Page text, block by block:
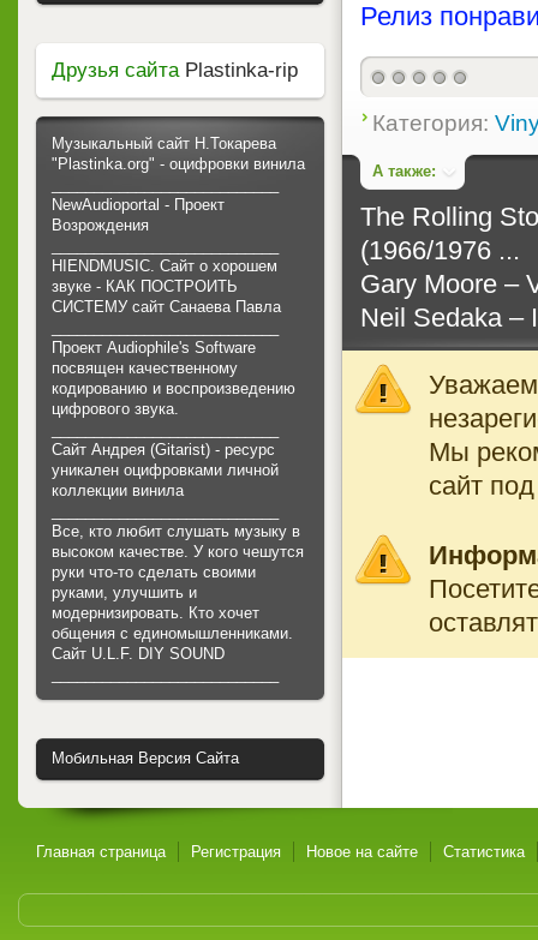
Релиз
Категория:
А также:
The Rolling
(1966/1976 ...
Gary Moore ‎–
Neil Sedaka ‎–
Мы
сайт
Друзья сайтаPlastinka-rip
Музыкальный сайт Н.Токарева
"Plastinka.org" - оцифровки винила
NewAudioportal - Проект
Возрождения
HIENDMUSIC. Сайт о хорошем
звуке - КАК ПОСТРОИТЬ
СИСТЕМУ сайт Санаева Павла
Проект Audiophile's Software
посвящен качественному
кодированию и воспроизведению
цифрового звука.
Сайт Андрея (Gitarist) - ресурс
уникален оцифровками личной
коллекции винила
Все, кто любит слушать музыку в
высоком качестве. У кого чешутся
руки что-то сделать своими
руками, улучшить и
модернизировать. Кто хочет
общения с единомышленниками.
Cайт U.L.F. DIY SOUND
Мобильная Версия Сайта
Главная страница Регистрация Новое на сайте Статистика